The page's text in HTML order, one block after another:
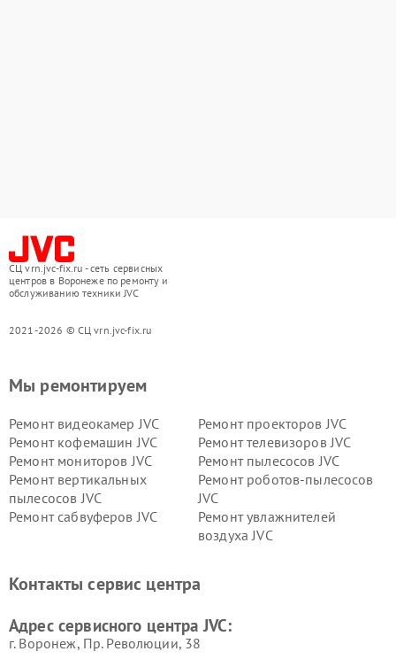
СЦ vrn.jvc-fix.ru - сеть сервисных
центров в Воронеже по ремонту и
обслуживанию техники JVC
2021-2026 © СЦ vrn.jvc-fix.ru
Мы ремонтируем
Ремонт видеокамер JVC
Ремонт проекторов JVC
Ремонт кофемашин JVC
Ремонт телевизоров JVC
Ремонт мониторов JVC
Ремонт пылесосов JVC
Ремонт вертикальных
пылесосов JVC
Ремонт роботов-пылесосов
JVC
Ремонт сабвуферов JVC
Ремонт увлажнителей
воздуха JVC
Контакты сервис центра
Адрес сервисного центра JVC:
г. Воронеж, Пр. Революции, 38